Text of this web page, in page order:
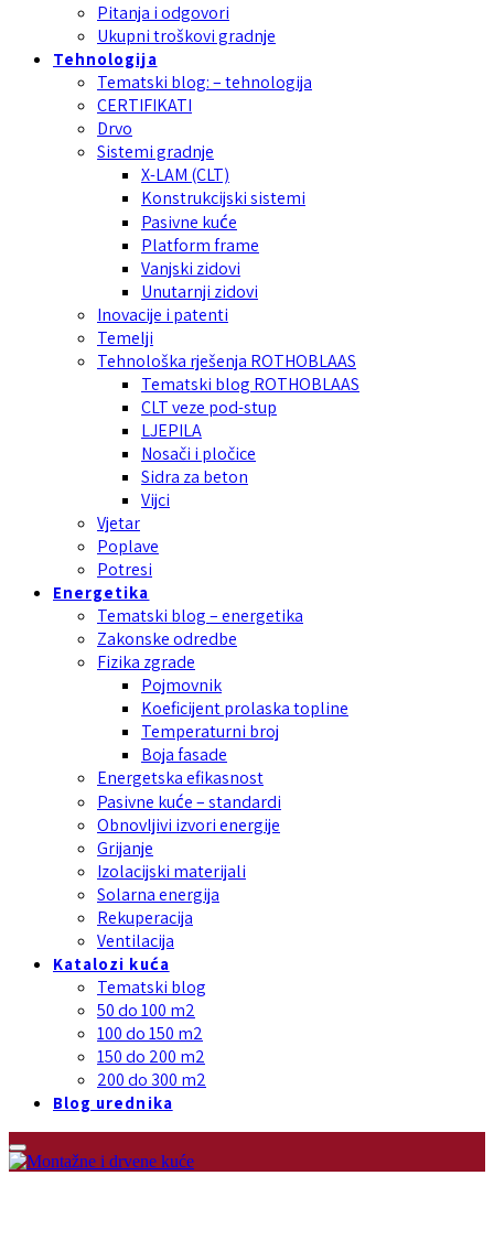
Pitanja i odgovori
Ukupni troškovi gradnje
Tehnologija
Tematski blog: – tehnologija
CERTIFIKATI
Drvo
Sistemi gradnje
X-LAM (CLT)
Konstrukcijski sistemi
Pasivne kuće
Platform frame
Vanjski zidovi
Unutarnji zidovi
Inovacije i patenti
Temelji
Tehnološka rješenja ROTHOBLAAS
Tematski blog ROTHOBLAAS
CLT veze pod-stup
LJEPILA
Nosači i pločice
Sidra za beton
Vijci
Vjetar
Poplave
Potresi
Energetika
Tematski blog – energetika
Zakonske odredbe
Fizika zgrade
Pojmovnik
Koeficijent prolaska topline
Temperaturni broj
Boja fasade
Energetska efikasnost
Pasivne kuće – standardi
Obnovljivi izvori energije
Grijanje
Izolacijski materijali
Solarna energija
Rekuperacija
Ventilacija
Katalozi kuća
Tematski blog
50 do 100 m2
100 do 150 m2
150 do 200 m2
200 do 300 m2
Blog urednika